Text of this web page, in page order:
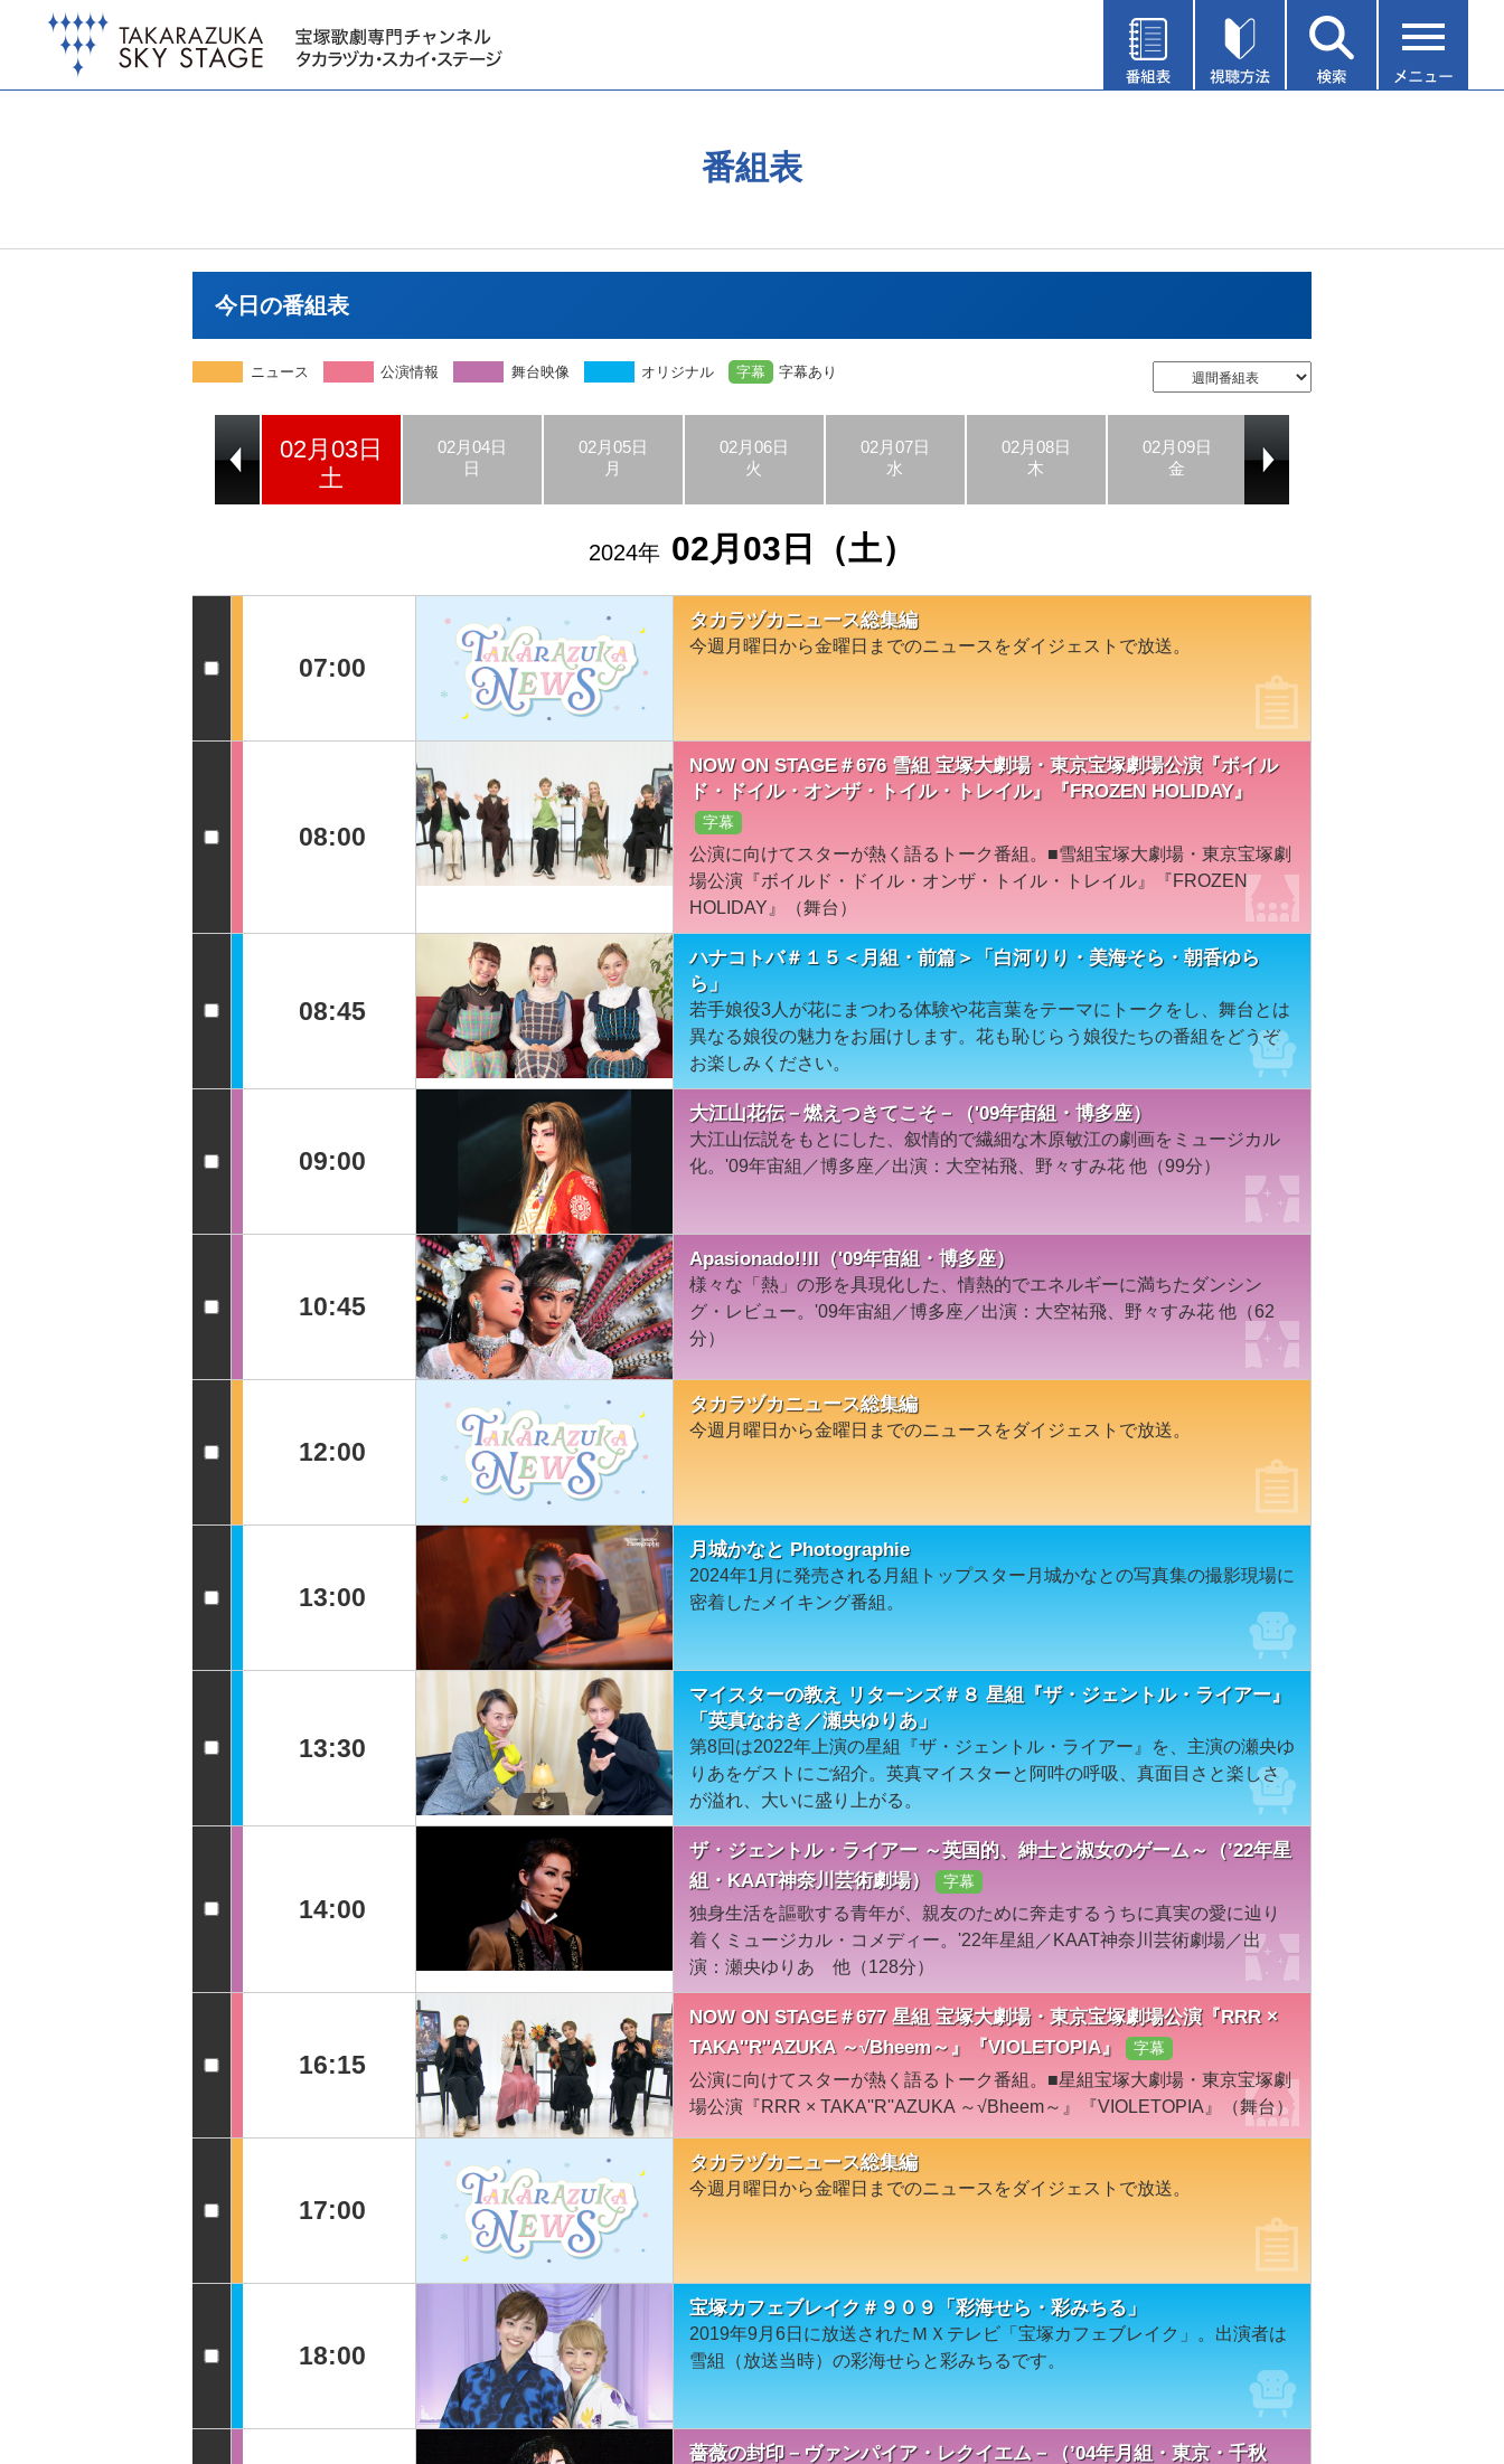
番組表
今日の番組表
ニュース 公演情報 舞台映像 オリジナル 字幕 字幕あり
02月03日
土
02月04日
日
02月05日
月
02月06日
火
02月07日
水
02月08日
木
02月09日
金
2024年 02月03日（土）
07:00
タカラヅカニュース総集編
今週月曜日から金曜日までのニュースをダイジェストで放送。
08:00
NOW ON STAGE＃676 雪組 宝塚大劇場・東京宝塚劇場公演『ボイル
ド・ドイル・オンザ・トイル・トレイル』『FROZEN HOLIDAY』
字幕
公演に向けてスターが熱く語るトーク番組。■雪組宝塚大劇場・東京宝塚劇
場公演『ボイルド・ドイル・オンザ・トイル・トレイル』『FROZEN
HOLIDAY』（舞台）
08:45
ハナコトバ＃１５＜月組・前篇＞「白河りり・美海そら・朝香ゆら
ら」
若手娘役3人が花にまつわる体験や花言葉をテーマにトークをし、舞台とは
異なる娘役の魅力をお届けします。花も恥じらう娘役たちの番組をどうぞ
お楽しみください。
09:00
大江山花伝－燃えつきてこそ－（'09年宙組・博多座）
大江山伝説をもとにした、叙情的で繊細な木原敏江の劇画をミュージカル
化。'09年宙組／博多座／出演：大空祐飛、野々すみ花 他（99分）
10:45
Apasionado!!II（'09年宙組・博多座）
様々な「熱」の形を具現化した、情熱的でエネルギーに満ちたダンシン
グ・レビュー。'09年宙組／博多座／出演：大空祐飛、野々すみ花 他（62
分）
12:00
タカラヅカニュース総集編
今週月曜日から金曜日までのニュースをダイジェストで放送。
13:00
月城かなと Photographie
2024年1月に発売される月組トップスター月城かなとの写真集の撮影現場に
密着したメイキング番組。
13:30
マイスターの教え リターンズ＃８ 星組『ザ・ジェントル・ライアー』
「英真なおき／瀬央ゆりあ」
第8回は2022年上演の星組『ザ・ジェントル・ライアー』を、主演の瀬央ゆ
りあをゲストにご紹介。英真マイスターと阿吽の呼吸、真面目さと楽しさ
が溢れ、大いに盛り上がる。
14:00
ザ・ジェントル・ライアー ～英国的、紳士と淑女のゲーム～（’22年星
組・KAAT神奈川芸術劇場）
字幕
独身生活を謳歌する青年が、親友のために奔走するうちに真実の愛に辿り
着くミュージカル・コメディー。'22年星組／KAAT神奈川芸術劇場／出
演：瀬央ゆりあ 他（128分）
16:15
NOW ON STAGE＃677 星組 宝塚大劇場・東京宝塚劇場公演『RRR ×
TAKA''R''AZUKA ～√Bheem～』『VIOLETOPIA』
字幕
公演に向けてスターが熱く語るトーク番組。■星組宝塚大劇場・東京宝塚劇
場公演『RRR × TAKA''R''AZUKA ～√Bheem～』『VIOLETOPIA』（舞台）
17:00
タカラヅカニュース総集編
今週月曜日から金曜日までのニュースをダイジェストで放送。
18:00
宝塚カフェブレイク＃９０９「彩海せら・彩みちる」
2019年9月6日に放送されたＭＸテレビ「宝塚カフェブレイク」。出演者は
雪組（放送当時）の彩海せらと彩みちるです。
薔薇の封印－ヴァンパイア・レクイエム－（’04年月組・東京・千秋